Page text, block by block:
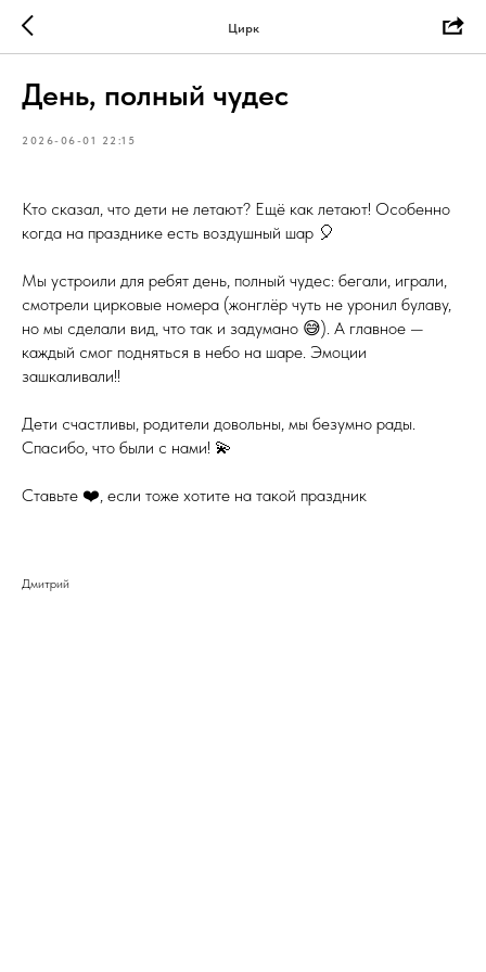
Цирк
День, полный чудес
2026-06-01 22:15
Кто сказал, что дети не летают? Ещё как летают! Особенно
когда на празднике есть воздушный шар 🎈
Мы устроили для ребят день, полный чудес: бегали, играли,
смотрели цирковые номера (жонглёр чуть не уронил булаву,
но мы сделали вид, что так и задумано 😅). А главное —
каждый смог подняться в небо на шаре. Эмоции
зашкаливали!!
Дети счастливы, родители довольны, мы безумно рады.
Спасибо, что были с нами! 💫
Ставьте ❤️, если тоже хотите на такой праздник
Дмитрий